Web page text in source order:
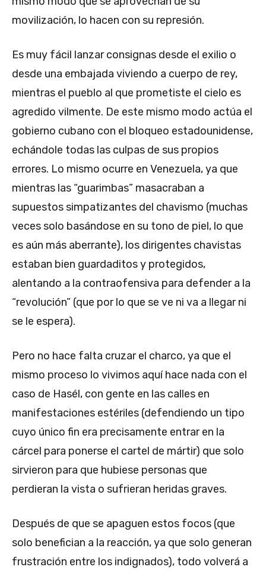
movilización, lo hacen con su represión.
Es muy fácil lanzar consignas desde el exilio o
desde una embajada viviendo a cuerpo de rey,
mientras el pueblo al que prometiste el cielo es
agredido vilmente. De este mismo modo actúa el
gobierno cubano con el bloqueo estadounidense,
echándole todas las culpas de sus propios
errores. Lo mismo ocurre en Venezuela, ya que
mientras las “guarimbas” masacraban a
supuestos simpatizantes del chavismo (muchas
veces solo basándose en su tono de piel, lo que
es aún más aberrante), los dirigentes chavistas
estaban bien guardaditos y protegidos,
alentando a la contraofensiva para defender a la
“revolución” (que por lo que se ve ni va a llegar ni
se le espera).
Pero no hace falta cruzar el charco, ya que el
mismo proceso lo vivimos aquí hace nada con el
caso de Hasél, con gente en las calles en
manifestaciones estériles (defendiendo un tipo
cuyo único fin era precisamente entrar en la
cárcel para ponerse el cartel de mártir) que solo
sirvieron para que hubiese personas que
perdieran la vista o sufrieran heridas graves.
Después de que se apaguen estos focos (que
solo benefician a la reacción, ya que solo generan
frustración entre los indignados), todo volverá a